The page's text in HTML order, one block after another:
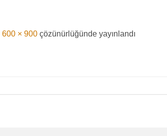
600 × 900 çözünürlüğünde yayınlandı